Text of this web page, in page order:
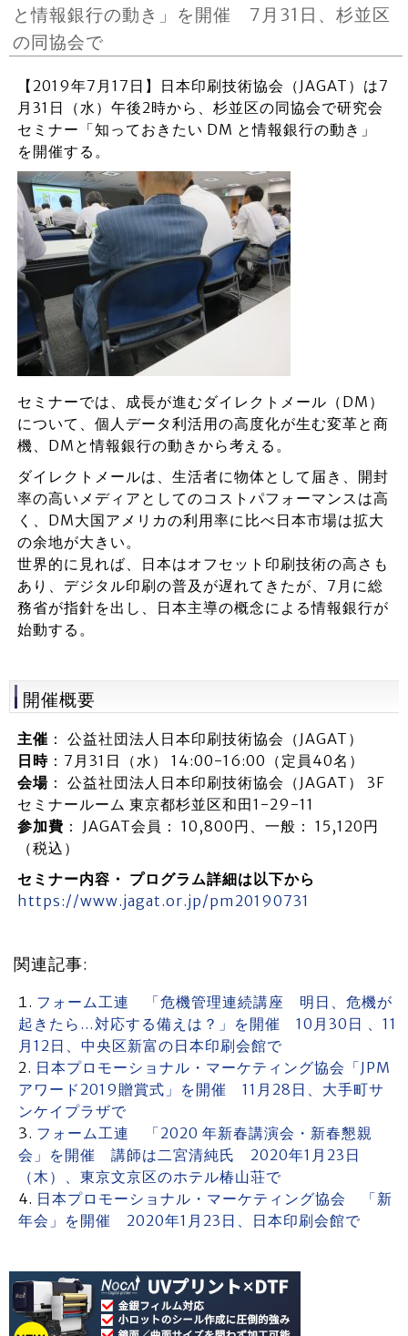
と情報銀行の動き」を開催 7月31日、杉並区
の同協会で
【2019年7月17日】日本印刷技術協会（JAGAT）は7
月31日（水）午後2時から、杉並区の同協会で研究会
セミナー「知っておきたい DM と情報銀行の動き」
を開催する。
セミナーでは、成長が進むダイレクトメール（DM）
について、個人データ利活用の高度化が生む変革と商
機、DMと情報銀行の動きから考える。
ダイレクトメールは、生活者に物体として届き、開封
率の高いメディアとしてのコストパフォーマンスは高
く、DM大国アメリカの利用率に比べ日本市場は拡大
の余地が大きい。
世界的に見れば、日本はオフセット印刷技術の高さも
あり、デジタル印刷の普及が遅れてきたが、7月に総
務省が指針を出し、日本主導の概念による情報銀行が
始動する。
開催概要
主催 ： 公益社団法人日本印刷技術協会（JAGAT）
日時：7月31日（水） 14:00-16:00（定員40名）
会場： 公益社団法人日本印刷技術協会（JAGAT） 3F
セミナールーム 東京都杉並区和田1-29-11
参加費 ： JAGAT会員： 10,800円、一般： 15,120円
（税込）
セミナー内容・ プログラム詳細は以下から
https://www.jagat.or.jp/pm20190731
関連記事:
フォーム工連 「危機管理連続講座 明日、危機が
起きたら…対応する備えは？」を開催 10月30日 、11
月12日、中央区新富の日本印刷会館で
日本プロモーショナル・マーケティング協会「JPM
アワード2019贈賞式」を開催 11月28日、大手町サ
ンケイプラザで
フォーム工連 「2020 年新春講演会・新春懇親
会」を開催 講師は二宮清純氏 2020年1月23日
（木）、東京文京区のホテル椿山荘で
日本プロモーショナル・マーケティング協会 「新
年会」を開催 2020年1月23日、日本印刷会館で